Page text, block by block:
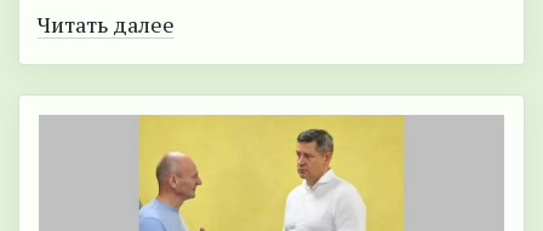
Читать далее